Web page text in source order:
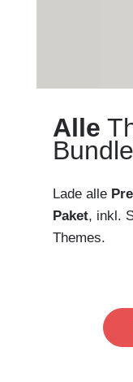
Alle
Lade alle
Paket, inkl.
Themes.